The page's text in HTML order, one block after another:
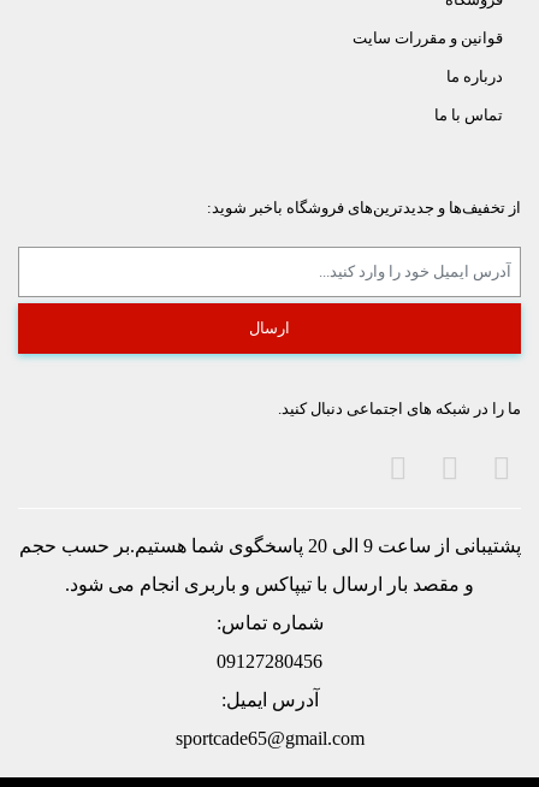
قوانین و مقررات سایت
درباره ما
تماس با ما
از تخفیف‌ها و جدیدترین‌های فروشگاه باخبر شوید:
ما را در شبکه های اجتماعی دنبال کنید.
پشتیبانی از ساعت 9 الی 20 پاسخگوی شما هستیم.بر حسب حجم
و مقصد بار ارسال با تيپاكس و باربری انجام می شود.
شماره تماس:
09127280456
آدرس ایمیل:
sportcade65@gmail.com